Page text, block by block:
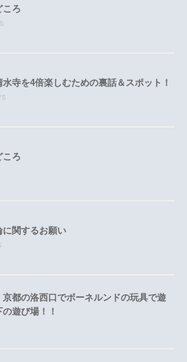
ころ
寺を4倍楽しむための裏話＆スポット！
ころ
に関するお願い
京都の洛西口でボーネルンドの玩具で遊
遊び場！！